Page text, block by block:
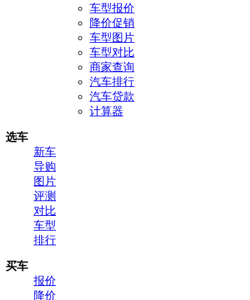
车型报价
降价促销
车型图片
车型对比
商家查询
汽车排行
汽车贷款
计算器
选车
新车
导购
图片
评测
对比
车型
排行
买车
报价
降价